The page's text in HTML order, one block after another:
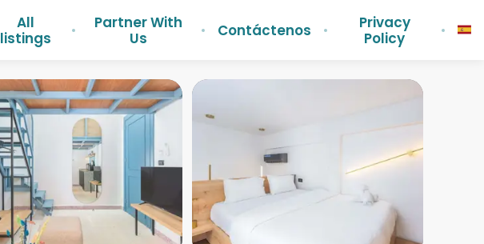
All
listings
Partner With
Us
Contáctenos
Privacy
Policy